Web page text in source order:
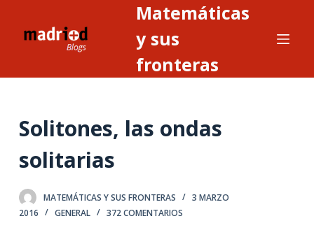
a
n
Matemáticas
y sus
fronteras
Solitones, las ondas
solitarias
MATEMÁTICAS Y SUS FRONTERAS
3 MARZO
2016
GENERAL 372 COMENTARIOS